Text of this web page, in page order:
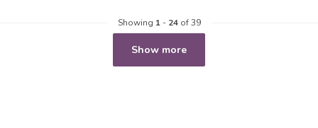
Showing 1- 24of 39
Show more